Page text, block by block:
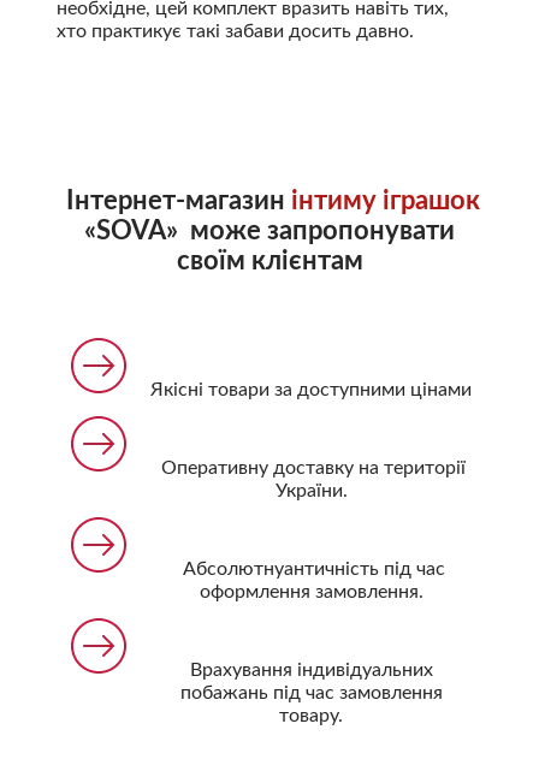
необхідне, цей комплект вразить навіть тих,
хто практикує такі забави досить давно.
Інтернет-магазин інтиму іграшок
«SOVA» може запропонувати
своїм клієнтам
Якісні товари за доступними цінами
Оперативну доставку на території
України.
Абсолютнуантичність під час
оформлення замовлення.
Врахування індивідуальних
побажань під час замовлення
товару.